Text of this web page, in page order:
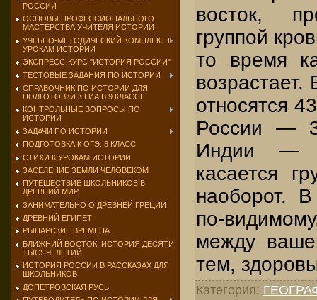
РОССИИ
ОСНОВЫ ПРОФЕССИОНАЛЬНОГО
МАСТЕРСТВА УЧИТЕЛЯ ИСТОРИИ
УЧЕБНО-МЕТОДИЧЕСКИЙ КОМПЛЕКТ К
УРОКАМ ИСТОРИИ
ЭКСПРЕСС-КУРС "ИСТОРИЯ РОССИИ"
ТЕСТОВЫЕ ЗАДАНИЯ ПО ИСТОРИИ
СПРАВОЧНИК ПО ИСТОРИИ ДЛЯ
ПОЛГОТОВКИ К ГИА В 9 КЛАССЕ
КОНТРОЛЬНЫЕ ВОПРОСЫ ПО
ИСТОРИИ
ЗАДАЧИ ПО ИСТОРИИ
ПОДГОТОВКА К ОГЭ. 8 КЛАСС
СТИХИ К УРОКАМ ИСТОРИИ
ЗАСЕЛЕНИЕ ЗЕМЛИ ЧЕЛОВЕКОМ
ПУТЕШЕСТВИЕ ШКОЛЬНИКОВ В
ДРЕВНИЙ МИР
ЗАНИМАТЕЛЬНО О ДРЕВНЕЙ ГРЕЦИИ
ДРЕВНИЙ ЕГИПЕТ
РЫЦАРСКИЕ ВРЕМЕНА
БЛИЖНИЙ ВОСТОК. ИСТОРИЯ ДЕСЯТИ
ТЫСЯЧЕЛЕТИЙ
ИСТОРИЯ РОССИИ В РАССКАЗАХ ДЛЯ
ШКОЛЬНИКОВ
ДОПЕТРОВСКАЯ РУСЬ
восток,
группой
то время
возрастает.
относятся
России —
Индии —
касается
наоборот.
по-
между
тем,
Категория: